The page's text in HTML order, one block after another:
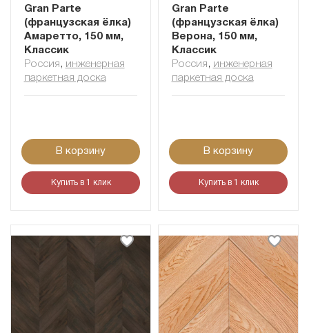
Gran Parte
(французская ёлка)
Амаретто, 150 мм,
Классик
Россия , инженерная
паркетная доска
В корзину
Купить в 1 клик
Gran Parte
(французская ёлка)
Верона, 150 мм,
Классик
Россия , инженерная
паркетная доска
В корзину
Купить в 1 клик